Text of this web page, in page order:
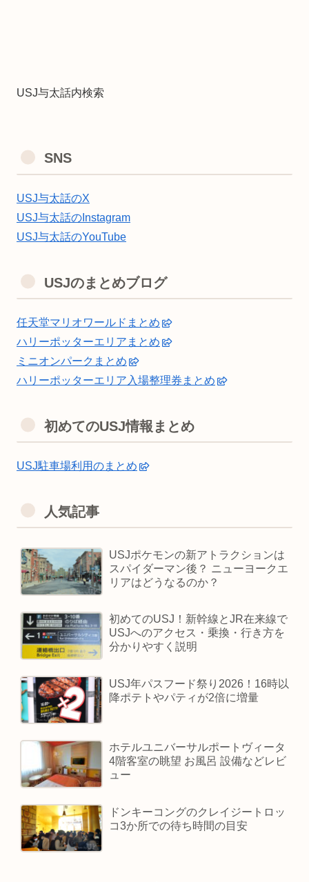
USJ与太話内検索
SNS
USJ与太話のX
USJ与太話のInstagram
USJ与太話のYouTube
USJのまとめブログ
任天堂マリオワールドまとめ
ハリーポッターエリアまとめ
ミニオンパークまとめ
ハリーポッターエリア入場整理券まとめ
初めてのUSJ情報まとめ
USJ駐車場利用のまとめ
人気記事
USJポケモンの新アトラクションは
スパイダーマン後？ ニューヨークエ
リアはどうなるのか？
初めてのUSJ！新幹線とJR在来線で
USJへのアクセス・乗換・行き方を
分かりやすく説明
USJ年パスフード祭り2026！16時以
降ポテトやパティが2倍に増量
ホテルユニバーサルポートヴィータ
4階客室の眺望 お風呂 設備などレビ
ュー
ドンキーコングのクレイジートロッ
コ3か所での待ち時間の目安